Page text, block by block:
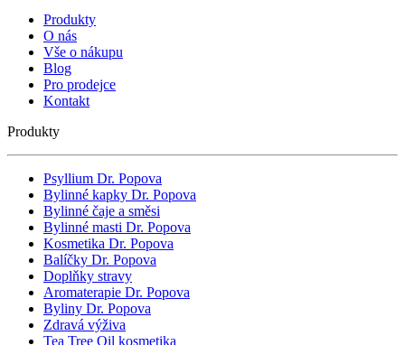
Produkty
O nás
Vše o nákupu
Blog
Pro prodejce
Kontakt
Produkty
Psyllium Dr. Popova
Bylinné kapky Dr. Popova
Bylinné čaje a směsi
Bylinné masti Dr. Popova
Kosmetika Dr. Popova
Balíčky Dr. Popova
Doplňky stravy
Aromaterapie Dr. Popova
Byliny Dr. Popova
Zdravá výživa
Tea Tree Oil kosmetika